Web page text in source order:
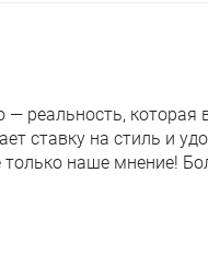
— реальность, которая
ставку на стиль и
только наше мнение!